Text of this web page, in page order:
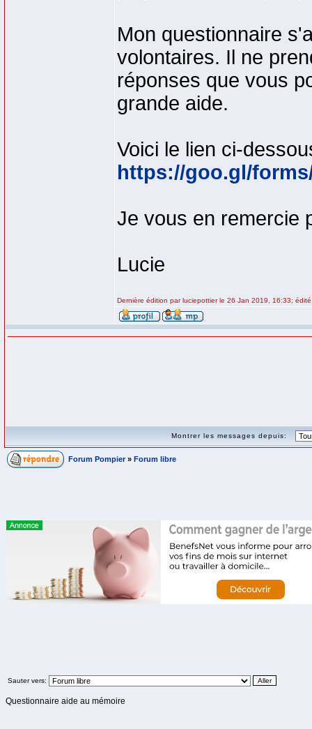
Mon questionnaire
volontaires. Il ne
réponses que vous
grande aide.
Voici le lien ci-
https://goo.gl/
Je vous en remercie
Lucie
Dernière édition par luciepottier le 26 Jan 2019, 16:33;
Montrer les messages depuis:
Forum Pompier » Forum libre
Sauter vers:
Questionnaire aide au mémoire